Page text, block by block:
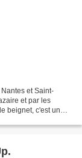
et Saint-
et par les
beignet, c'est un